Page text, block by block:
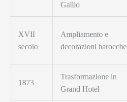
Gallio
XVII
secolo
Ampliamento e
decorazioni barocche
1873
Trasformazione in
Grand Hotel